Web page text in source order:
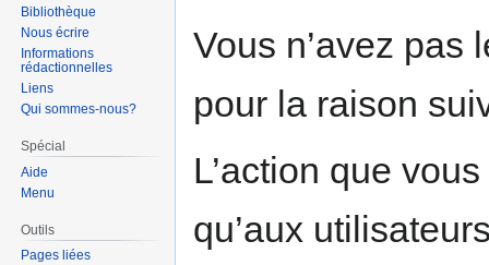
à
navigation
à
recherche
Vous n’avez pas
pour la raison
L’action que
qu’aux
Bibliothèque
Nous écrire
Informations
rédactionnelles
Liens
Qui sommes-nous?
Spécial
Aide
Menu
Outils
Pages liées